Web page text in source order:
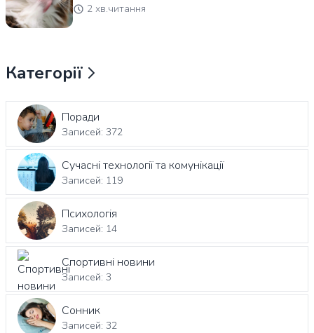
2 хв.читання
Категорії
Поради
Записей: 372
Сучасні технології та комунікації
Записей: 119
Психологія
Записей: 14
Спортивні новини
Записей: 3
Сонник
Записей: 32